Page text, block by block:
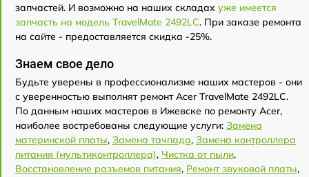
запчастей. И возможно на наших складах уже имеется
запчасть на модель TravelMate 2492LС. При заказе ремонта
на сайте - предоставляется скидка -25%.
Знаем свое дело
Будьте уверены в профессионализме наших мастеров - они
с уверенностью выполнят ремонт Acer TravelMate 2492LС.
По данным наших мастеров в Ижевске по ремонту Acer,
наиболее востребованы следующие услуги: Замена
материнской платы, Замена тачпада, Замена контроллера
питания (мультиконтроллера), Чистка от пыли,
Восстановление разъемов питания, Ремонт звуковой платы,